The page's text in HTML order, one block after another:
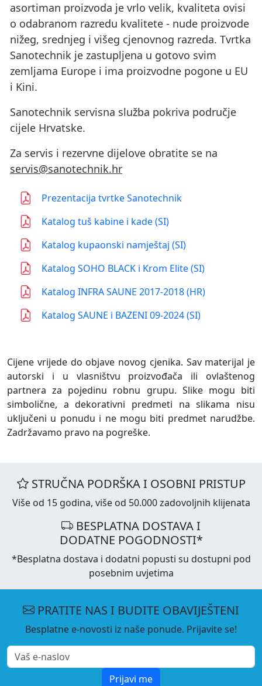
asortiman proizvoda je vrlo velik, kvaliteta ovisi
o odabranom razredu kvalitete - nude proizvode
nižeg, srednjeg i višeg cjenovnog razreda. Tvrtka
Sanotechnik je zastupljena u gotovo svim
zemljama Europe i ima proizvodne pogone u EU
i Kini.
Sanotechnik servisna služba pokriva područje
cijele Hrvatske.
Za servis i rezervne dijelove obratite se na
servis@sanotechnik.hr
Prezentacija tvrtke Sanotechnik
Katalog tuš kabine i kade (SI)
Katalog kupaonski namještaj (SI)
Katalog SOHO BLACK i Krom Elite (SI)
Katalog INFRA SAUNE 2017-2018 (HR)
Katalog SAUNE i BAZENI 09-2024 (SI)
Cijene vrijede do objave novog cjenika. Sav materijal je
autorski i u vlasništvu proizvođača ili ovlaštenog
partnera za pojedinu robnu grupu. Slike mogu biti
simbolične, a dekorativni predmeti na slikama nisu
uključeni u ponudu i ne mogu biti predmet narudžbe.
Zadržavamo pravo na pogreške.
STRUČNA PODRŠKA I OSOBNI PRISTUP
Više od 15 godina, više od 50.000 zadovoljnih klijenata
BESPLATNA DOSTAVA I
DODATNE POGODNOSTI*
*Besplatna dostava i dodatni popusti su dostupni pod
posebnim uvjetima
PRATITE NAS I BUDITE OBAVIJEŠTENI
Besplatne e-novosti iz naše ponude. Prijavite se!
Prijavi me